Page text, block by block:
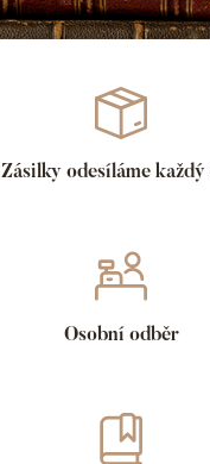
Zásilky odesíláme každý
Osobní odběr